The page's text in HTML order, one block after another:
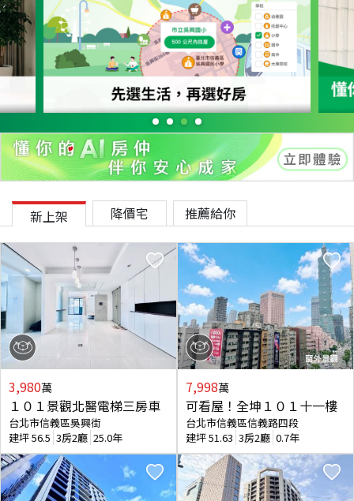
新上架 降價宅 推薦給你
3,980萬
１０１景觀北醫電梯三房車
台北市信義區吳興街
建坪56.5 3房2廳 25.0年
7,998萬
可看屋！全坤１０１十一樓
台北市信義區信義路四段
建坪51.63 3房2廳 0.7年